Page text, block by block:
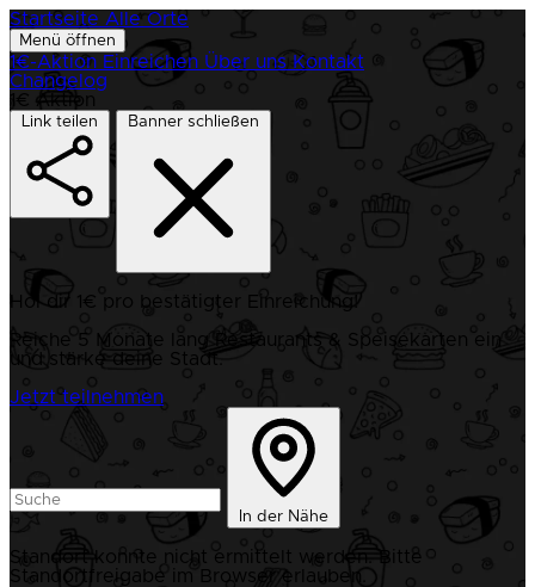
Startseite Alle Orte
Menü öffnen
1€-Aktion Einreichen Über uns Kontakt
Changelog
1€ Aktion
Link teilen Banner schließen
Hol dir 1€ pro bestätigter Einreichung!
Reiche 5 Monate lang Restaurants & Speisekarten ein
und stärke deine Stadt.
Jetzt teilnehmen
In der Nähe
Standort konnte nicht ermittelt werden. Bitte
Standortfreigabe im Browser erlauben.